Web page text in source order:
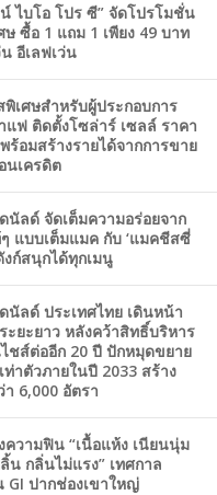
ไบโอ โปร ซี” จัดโปรโมชั่น
ษ ซื้อ 1 แถม 1 เพียง 49 บาท
อีเลฟเว่น
พิเศษสำหรับผู้ประกอบการ
แฟ ติดตั้งโซล่าร์ เซลล์ ราคา
ร้อมสร้างรายได้จากการขาย
นเครดิต
นัลด์ จัดเต็มความอร่อยจาก
แบบเต็มแมค กับ ‘แมคชีสซี่
งก์สนุกได้ทุกเมนู
นัลด์ ประเทศไทย เดินหน้า
ะยะยาว หลังคว้าสิทธิ์บริหาร
ชส์ต่ออีก 20 ปี ปักหมุดขยาย
ท่าตัวภายในปี 2033 สร้าง
า 6,000 อัตรา
ความฟิน “เนื้อแห้ง เนียนนุ่ม
น กลิ่นไม่แรง” เทศกาล
GI ปากช่องเขาใหญ่